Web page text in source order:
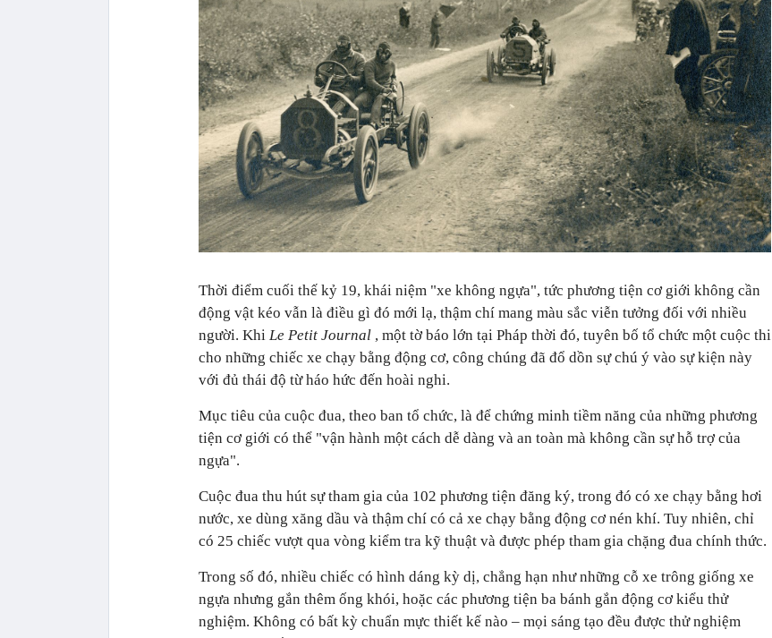
Thời điểm cuối thế kỷ 19, khái niệm "xe không ngựa", tức phương tiện cơ giới không cần
động vật kéo vẫn là điều gì đó mới lạ, thậm chí mang màu sắc viễn tưởng đối với nhiều
người. Khi Le Petit Journal , một tờ báo lớn tại Pháp thời đó, tuyên bố tổ chức một cuộc thi
cho những chiếc xe chạy bằng động cơ, công chúng đã đổ dồn sự chú ý vào sự kiện này
với đủ thái độ từ háo hức đến hoài nghi.
Mục tiêu của cuộc đua, theo ban tổ chức, là để chứng minh tiềm năng của những phương
tiện cơ giới có thể "vận hành một cách dễ dàng và an toàn mà không cần sự hỗ trợ của
ngựa".
Cuộc đua thu hút sự tham gia của 102 phương tiện đăng ký, trong đó có xe chạy bằng hơi
nước, xe dùng xăng dầu và thậm chí có cả xe chạy bằng động cơ nén khí. Tuy nhiên, chỉ
có 25 chiếc vượt qua vòng kiểm tra kỹ thuật và được phép tham gia chặng đua chính thức.
Trong số đó, nhiều chiếc có hình dáng kỳ dị, chẳng hạn như những cỗ xe trông giống xe
ngựa nhưng gắn thêm ống khói, hoặc các phương tiện ba bánh gắn động cơ kiểu thử
nghiệm. Không có bất kỳ chuẩn mực thiết kế nào – mọi sáng tạo đều được thử nghiệm